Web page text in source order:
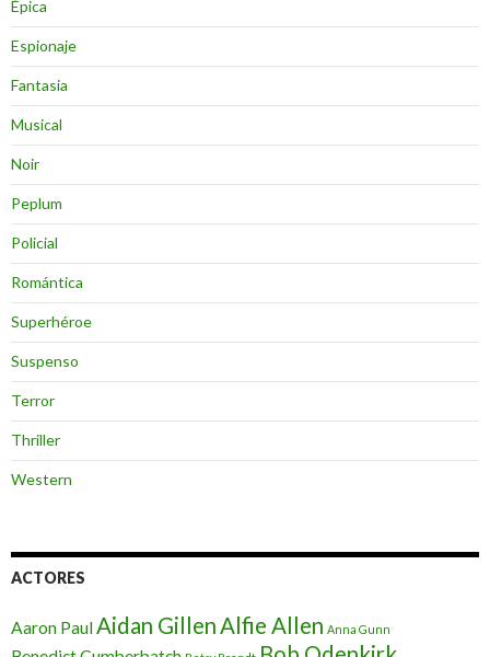
Épica
Espionaje
Fantasia
Musical
Noir
Peplum
Policial
Romántica
Superhéroe
Suspenso
Terror
Thriller
Western
ACTORES
Aaron PaulAidan GillenAlfie Allen Anna Gunn